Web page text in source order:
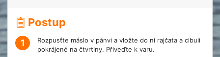
Postup
1
Rozpusťte máslo v pánvi a vložte do ní rajčata a cibuli
pokrájené na čtvrtiny. Přiveďte k varu.